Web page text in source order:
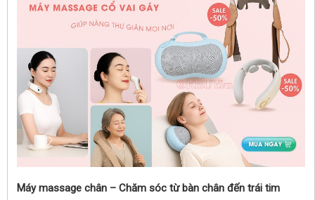
Máy massage chân – Chăm sóc từ bàn chân đến trái tim